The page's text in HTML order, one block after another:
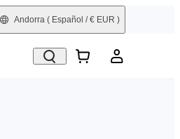
Andorra ( Español / € EUR )